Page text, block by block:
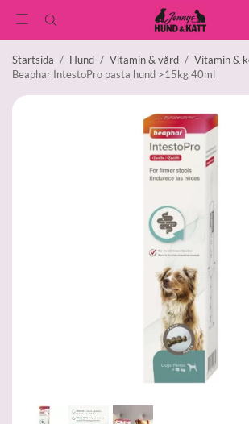
Startsida / Hund / Vitamin & vård / Vitamin &
Beaphar IntestoPro pasta hund >15kg 40ml